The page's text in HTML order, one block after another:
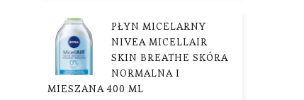
PŁYN MICELARNY
NIVEA MICELLAIR
SKIN BREATHE SKÓRA
NORMALNA I
MIESZANA 400 ML